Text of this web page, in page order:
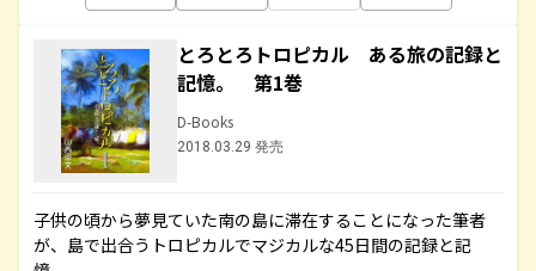
とろとろトロピカル ある旅の記録と
記憶。 第1巻
D-Books
2018.03.29 発売
子供の頃から夢見ていた南の島に滞在することになった筆者
が、島で出合うトロピカルでマジカルな45日間の記録と記